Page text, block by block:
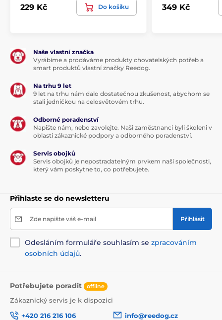
229 Kč Do košíku 349 Kč
Naše vlastní značka
Vyrábíme a prodáváme produkty chovatelských potřeb a
smart produktů vlastní značky Reedog.
Na trhu 9 let
9 let na trhu nám dalo dostatečnou zkušenost, abychom se
stali jedničkou na celosvětovém trhu.
Odborné poradenství
Napište nám, nebo zavolejte. Naši zaměstnanci byli školeni v
oblasti zákaznické podpory a odborného poradenství.
Servis obojků
Servis obojků je nepostradatelným prvkem naší společnosti,
který vám poskytne to, co potřebujete.
Přihlaste se do newsletteru
Zde napište váš e-mail Přihlásit
Odesláním formuláře souhlasím se zpracováním
osobních údajů.
Potřebujete poradit offline
Zákaznický servis je k dispozici
+420 216 216 106
info@reedog.cz